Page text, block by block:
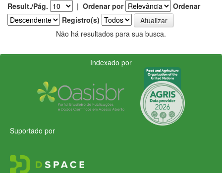
Result./Pág. | Ordenar por
Ordenar
Registro(s)
Não há resultados para sua busca.
Indexado por
Suportado por